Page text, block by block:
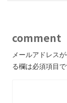
comment
メールアドレス
る欄は必須項目で